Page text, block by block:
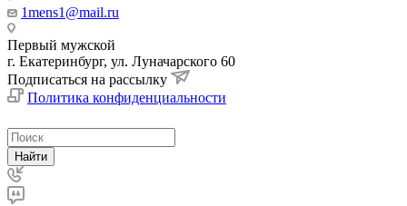
1mens1@mail.ru
Первый мужской
г. Екатеринбург, ул. Луначарского 60
Подписаться на рассылку
Политика конфиденциальности
Найти